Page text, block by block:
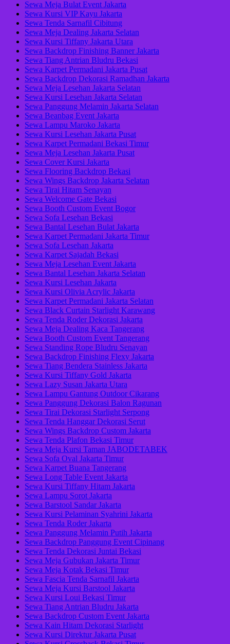
Sewa Meja Bulat Event Jakarta
Sewa Kursi VIP Kayu Jakarta
Sewa Tenda Sarnafil Cibitung
Sewa Meja Dealing Jakarta Selatan
Sewa Kursi Tiffany Jakarta Utara
Sewa Backdrop Finishing Banner Jakarta
Sewa Tiang Antrian Bludru Bekasi
Sewa Karpet Permadani Jakarta Pusat
Sewa Backdrop Dekorasi Ramadhan Jakarta
Sewa Meja Lesehan Jakarta Selatan
Sewa Kursi Lesehan Jakarta Selatan
Sewa Panggung Melamin Jakarta Selatan
Sewa Beanbag Event Jakarta
Sewa Lampu Maroko Jakarta
Sewa Kursi Lesehan Jakarta Pusat
Sewa Karpet Permadani Bekasi Timur
Sewa Meja Lesehan Jakarta Pusat
Sewa Cover Kursi Jakarta
Sewa Flooring Backdrop Bekasi
Sewa Wings Backdrop Jakarta Selatan
Sewa Tirai Hitam Senayan
Sewa Welcome Gate Bekasi
Sewa Booth Custom Event Bogor
Sewa Sofa Lesehan Bekasi
Sewa Bantal Lesehan Bulat Jakarta
Sewa Karpet Permadani Jakarta Timur
Sewa Sofa Lesehan Jakarta
Sewa Karpet Sajadah Bekasi
Sewa Meja Lesehan Event Jakarta
Sewa Bantal Lesehan Jakarta Selatan
Sewa Kursi Lesehan Jakarta
Sewa Kursi Olivia Acrylic Jakarta
Sewa Karpet Permadani Jakarta Selatan
Sewa Black Curtain Starlight Karawang
Sewa Tenda Roder Dekorasi Jakarta
Sewa Meja Dealing Kaca Tangerang
Sewa Booth Custom Event Tangerang
Sewa Standing Rope Bludru Senayan
Sewa Backdrop Finishing Flexy Jakarta
Sewa Tiang Bendera Stainless Jakarta
Sewa Kursi Tiffany Gold Jakarta
Sewa Lazy Susan Jakarta Utara
Sewa Lampu Gantung Outdoor Cikarang
Sewa Panggung Dekorasi Balon Ragunan
Sewa Tirai Dekorasi Starlight Serpong
Sewa Tenda Hanggar Dekorasi Serut
Sewa Wings Backdrop Custom Jakarta
Sewa Tenda Plafon Bekasi Timur
Sewa Meja Kursi Taman JABODETABEK
Sewa Sofa Oval Jakarta Timur
Sewa Karpet Buana Tangerang
Sewa Long Table Event Jakarta
Sewa Kursi Tiffany Hitam Jakarta
Sewa Lampu Sorot Jakarta
Sewa Barstool Sandar Jakarta
Sewa Kursi Pelaminan Syahrini Jakarta
Sewa Tenda Roder Jakarta
Sewa Panggung Melamin Putih Jakarta
Sewa Backdrop Panggung Event Cipinang
Sewa Tenda Dekorasi Juntai Bekasi
Sewa Meja Gubukan Jakarta Timur
Sewa Meja Kotak Bekasi Timur
Sewa Fascia Tenda Sarnafil Jakarta
Sewa Meja Kursi Barstool Jakarta
Sewa Kursi Loui Bekasi Timur
Sewa Tiang Antrian Bludru Jakarta
Sewa Backdrop Custom Event Jakarta
Sewa Kain Hitam Dekorasi Starlight
Sewa Kursi Direktur Jakarta Pusat